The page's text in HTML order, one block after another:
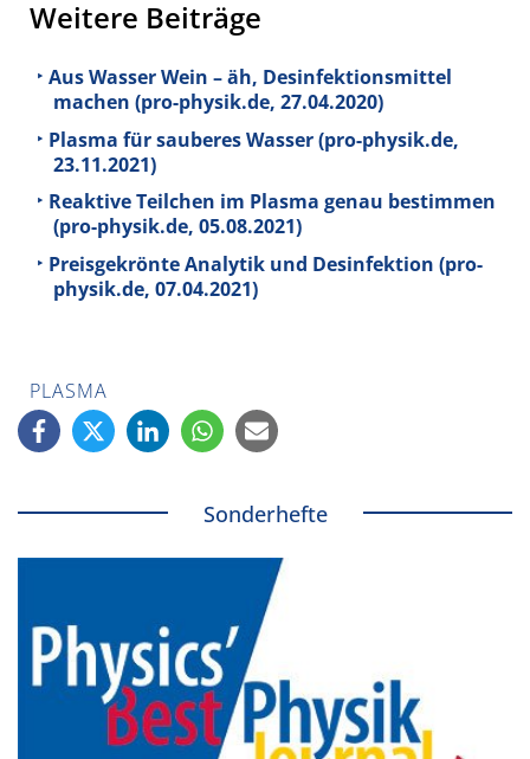
Weitere Beiträge
Aus Wasser Wein – äh, Desinfektionsmittel
machen (pro-physik.de, 27.04.2020)
Plasma für sauberes Wasser (pro-physik.de,
23.11.2021)
Reaktive Teilchen im Plasma genau bestimmen
(pro-physik.de, 05.08.2021)
Preisgekrönte Analytik und Desinfektion (pro-
physik.de, 07.04.2021)
PLASMA
Sonderhefte